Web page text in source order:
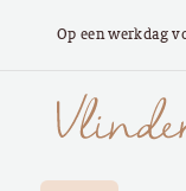
Op een werkdag